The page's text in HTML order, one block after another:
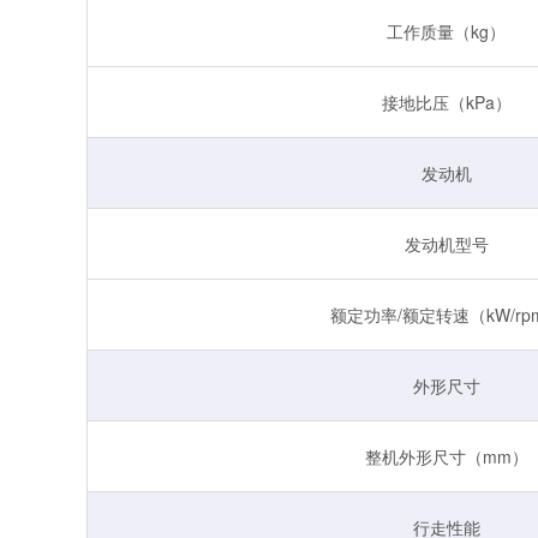
工作质量（kg）
接地比压（kPa）
发动机
发动机型号
额定功率/额定转速（kW/
外形尺寸
整机外形尺寸（mm）
行走性能